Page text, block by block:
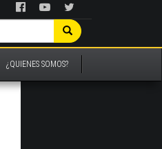
¿QUIENES SOMOS?